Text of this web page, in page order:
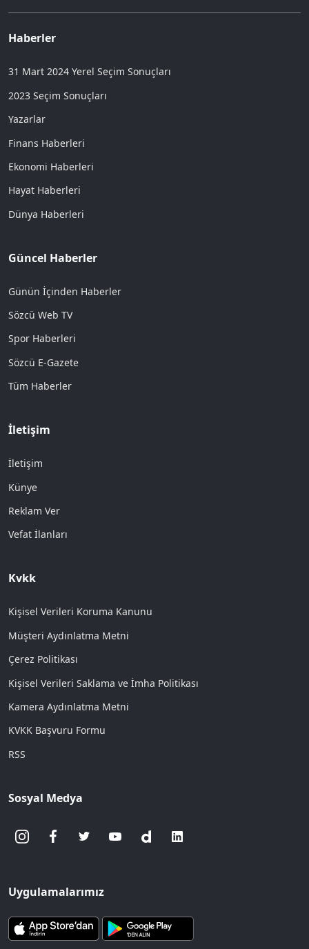
Haberler
31 Mart 2024 Yerel Seçim Sonuçları
2023 Seçim Sonuçları
Yazarlar
Finans Haberleri
Ekonomi Haberleri
Hayat Haberleri
Dünya Haberleri
Güncel Haberler
Günün İçinden Haberler
Sözcü Web TV
Spor Haberleri
Sözcü E-Gazete
Tüm Haberler
İletişim
İletişim
Künye
Reklam Ver
Vefat İlanları
Kvkk
Kişisel Verileri Koruma Kanunu
Müşteri Aydınlatma Metni
Çerez Politikası
Kişisel Verileri Saklama ve İmha Politikası
Kamera Aydınlatma Metni
KVKK Başvuru Formu
RSS
Sosyal Medya
Uygulamalarımız